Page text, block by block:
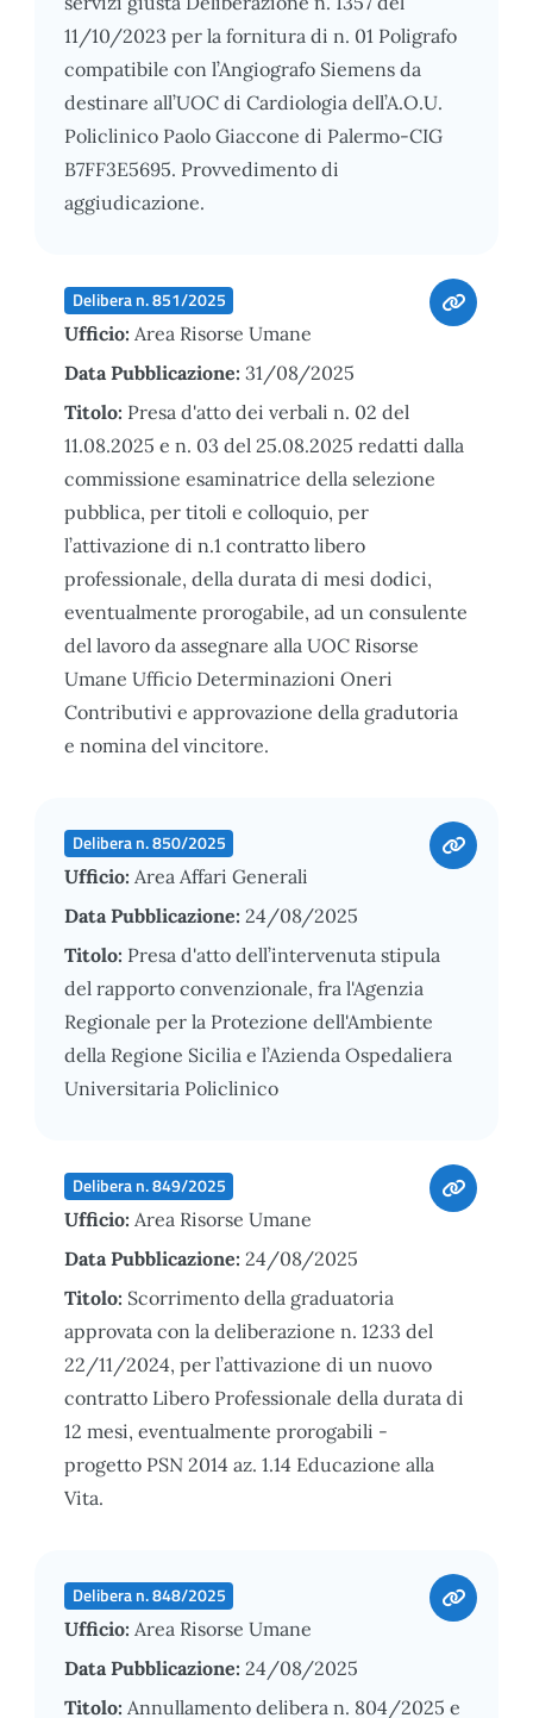
11/10/2023 per la fornitura di n. 01 Poligrafo
compatibile con l’Angiografo Siemens da
destinare all’UOC di Cardiologia dell’A.O.U.
Policlinico Paolo Giaccone di Palermo-CIG
B7FF3E5695. Provvedimento di
aggiudicazione.
Delibera n. 851/2025
Ufficio: Area Risorse Umane
Data Pubblicazione: 31/08/2025
Titolo: Presa d'atto dei verbali n. 02 del
11.08.2025 e n. 03 del 25.08.2025 redatti dalla
commissione esaminatrice della selezione
pubblica, per titoli e colloquio, per
l’attivazione di n.1 contratto libero
professionale, della durata di mesi dodici,
eventualmente prorogabile, ad un consulente
del lavoro da assegnare alla UOC Risorse
Umane Ufficio Determinazioni Oneri
Contributivi e approvazione della gradutoria
e nomina del vincitore.
Delibera n. 850/2025
Ufficio: Area Affari Generali
Data Pubblicazione: 24/08/2025
Titolo: Presa d'atto dell’intervenuta stipula
del rapporto convenzionale, fra l'Agenzia
Regionale per la Protezione dell'Ambiente
della Regione Sicilia e l’Azienda Ospedaliera
Universitaria Policlinico
Delibera n. 849/2025
Ufficio: Area Risorse Umane
Data Pubblicazione: 24/08/2025
Titolo: Scorrimento della graduatoria
approvata con la deliberazione n. 1233 del
22/11/2024, per l’attivazione di un nuovo
contratto Libero Professionale della durata di
12 mesi, eventualmente prorogabili -
progetto PSN 2014 az. 1.14 Educazione alla
Vita.
Delibera n. 848/2025
Ufficio: Area Risorse Umane
Data Pubblicazione: 24/08/2025
Titolo: Annullamento delibera n. 804/2025 e